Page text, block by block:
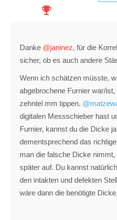
Danke @janinez, für die
sicher, ob es auch andere
Wenn ich schätzen müsste,
abgebrochene Furnier war/
zehntel mm tippen.
digitalen Messschieber hast
Furnier, kannst du die Dicke
dementsprechend das
man die falsche Dicke nimmt,
später auf. Du kannst
den intakten und defekten
wäre dann die benötigte Dicke.